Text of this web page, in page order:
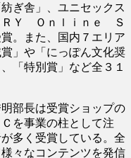
ぎ舎」、ユニセックス
ＲＹ Ｏｎｌｉｎｅ Ｓ
。また、国内７エリア
」や「にっぽん文化奨
「特別賞」など全３１
部長は受賞ショップの
を事業の柱として注
多く受賞している。全
々なコンテンツを発信